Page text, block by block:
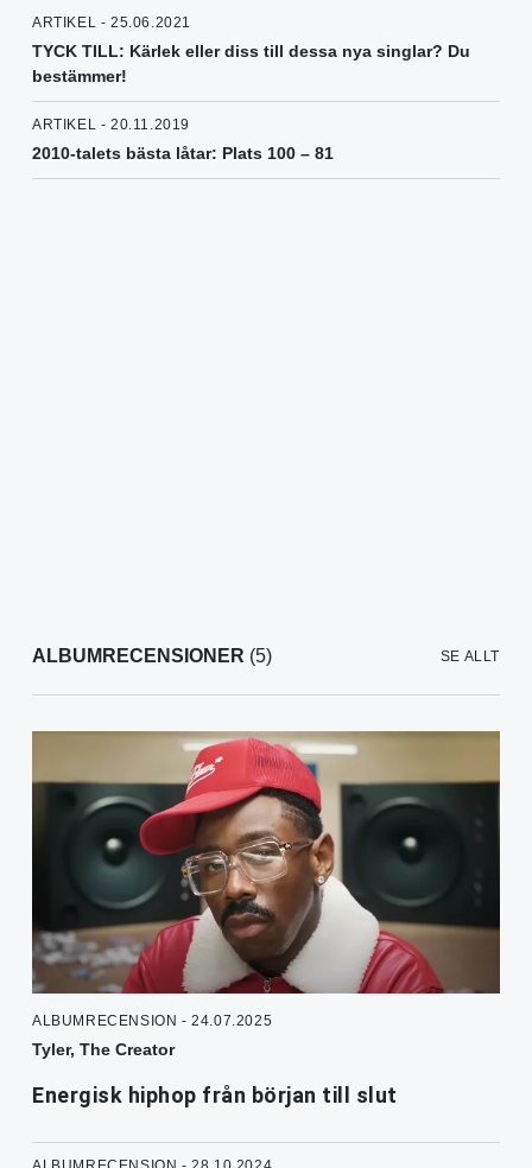
ARTIKEL - 25.06.2021
TYCK TILL: Kärlek eller diss till dessa nya singlar? Du
bestämmer!
ARTIKEL - 20.11.2019
2010-talets bästa låtar: Plats 100 – 81
ALBUMRECENSIONER (5) SE ALLT
ALBUMRECENSION - 24.07.2025
Tyler, The Creator
Energisk hiphop från början till slut